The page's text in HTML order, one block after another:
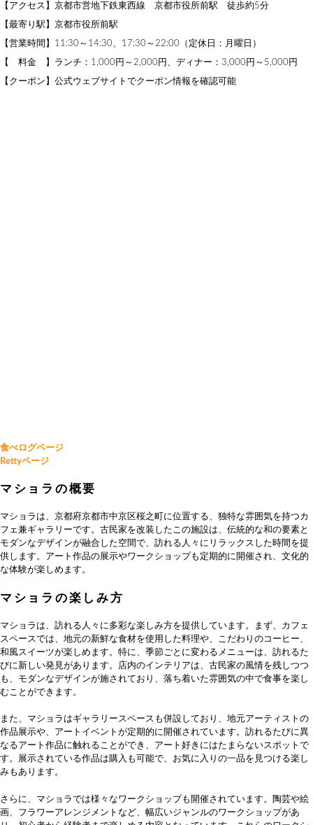
【アクセス】京都市営地下鉄東西線 京都市役所前駅 徒歩約5分
【最寄り駅】京都市役所前駅
【営業時間】11:30～14:30、17:30～22:00（定休日：月曜日）
【 料金 】ランチ：1,000円～2,000円、ディナー：3,000円～5,000円
【クーポン】公式ウェブサイトでクーポン情報を確認可能
食べログページ
Rettyページ
マショラの概要
マショラは、京都府京都市中京区桜之町に位置する、独特な雰囲気を持つカ
フェ兼ギャラリーです。古民家を改装したこの施設は、伝統的な和の要素と
モダンなデザインが融合した空間で、訪れる人々にリラックスした時間を提
供します。アート作品の展示やワークショップも定期的に開催され、文化的
な体験が楽しめます。
マショラの楽しみ方
マショラは、訪れる人々に多彩な楽しみ方を提供しています。まず、カフェ
スペースでは、地元の新鮮な食材を使用した料理や、こだわりのコーヒー、
和風スイーツが楽しめます。特に、季節ごとに変わるメニューは、訪れるた
びに新しい発見があります。店内のインテリアは、古民家の風情を残しつつ
も、モダンなデザインが施されており、落ち着いた雰囲気の中で食事を楽し
むことができます。
また、マショラはギャラリースペースも併設しており、地元アーティストの
作品展示や、アートイベントが定期的に開催されています。訪れるたびに異
なるアート作品に触れることができ、アート好きにはたまらないスポットで
す。展示されている作品は購入も可能で、お気に入りの一品を見つける楽し
みもあります。
さらに、マショラでは様々なワークショップも開催されています。陶芸や絵
画、フラワーアレンジメントなど、幅広いジャンルのワークショップがあ